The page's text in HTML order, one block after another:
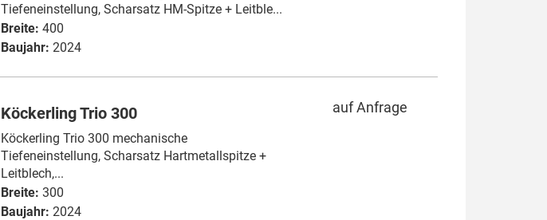
Tiefeneinstellung, Scharsatz HM-Spitze + Leitble...
Breite: 400
Baujahr: 2024
Köckerling Trio 300
Köckerling Trio 300 mechanische
Tiefeneinstellung, Scharsatz Hartmetallspitze +
Leitblech,...
Breite: 300
Baujahr: 2024
auf Anfrage